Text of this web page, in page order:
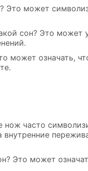
Это может
сон? Это может
может означать,
часто
Это может